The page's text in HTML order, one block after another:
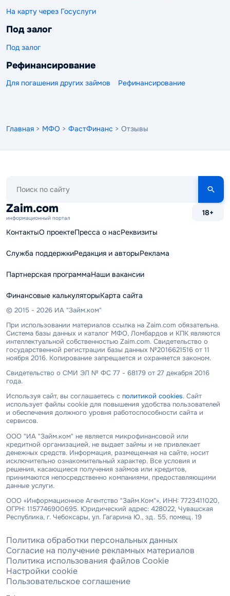
На карту через Госуслуги
Под залог
Под залог
Рефинансирование
Для погашения других займов Рефинансирование
Главная > МФО > ФастФинанс > Отзывы
сайту
Zaim.com
информационный портал
18+
КонтактыО проектеПресса о насРеквизиты
Служба поддержкиРедакция и авторыРеклама
Партнерская программаНаши вакансии
Финансовые калькуляторыКарта сайта
© 2015 - 2026 ИА "Займ.ком"
При использовании материалов ссылка на Zaim.com обязательна.
Система базы данных и каталог МФО, Ломбардов и КПК являются
интеллектуальной собственностью Zaim.com. Свидетельство о
государственной регистрации базы данных №2016621516 от 11
ноября 2016. Копирование запрещается и охраняется законом.
Свидетельство о СМИ ЭЛ № ФС 77 - 68179 от 27 декабря 2016
года.
Используя сайт, вы соглашаетесь с политикой cookies. Сайт
использует файлы cookie для повышения удобства пользователей
и обеспечения должного уровня работоспособности сайта и
сервисов.
ООО "ИА "Займ.ком" не является микрофинансовой или
кредитной организацией, не выдает займы и не привлекает
денежных средств. Информация, размещенная на сайте, носит
исключительно ознакомительный характер. Все условия и
решения, касающиеся получения займов или кредитов,
принимаются непосредственно компаниями, предоставляющими
данные услуги.
ООО «Информационное Агентство "Займ.Ком"», ИНН: 7723411020,
ОГРН: 1157746900695. Юридический адрес: 428022, Чувашская
Республика, г. Чебоксары, ул. Гагарина Ю., зд. 55, помещ. 19
Политика обработки персональных данных
Согласие на получение рекламных материалов
Политика использования файлов Cookie
Настройки cookie
Пользовательское соглашение